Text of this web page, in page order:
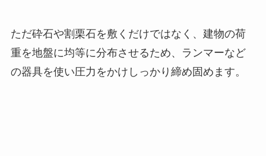
ただ砕石や割栗石を敷くだけではなく、建物の荷
重を地盤に均等に分布させるため、ランマーなど
の器具を使い圧力をかけしっかり締め固めます。